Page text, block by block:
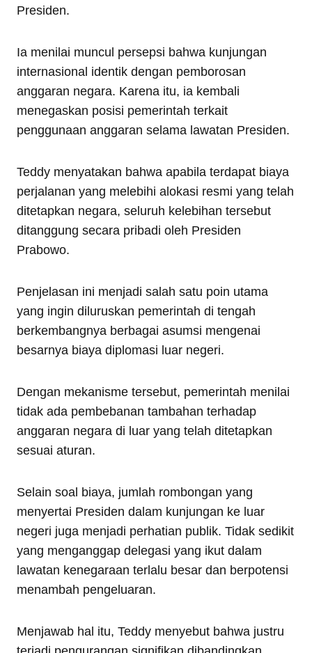
Presiden.
Ia menilai muncul persepsi bahwa kunjungan
internasional identik dengan pemborosan
anggaran negara. Karena itu, ia kembali
menegaskan posisi pemerintah terkait
penggunaan anggaran selama lawatan Presiden.
Teddy menyatakan bahwa apabila terdapat biaya
perjalanan yang melebihi alokasi resmi yang telah
ditetapkan negara, seluruh kelebihan tersebut
ditanggung secara pribadi oleh Presiden
Prabowo.
Penjelasan ini menjadi salah satu poin utama
yang ingin diluruskan pemerintah di tengah
berkembangnya berbagai asumsi mengenai
besarnya biaya diplomasi luar negeri.
Dengan mekanisme tersebut, pemerintah menilai
tidak ada pembebanan tambahan terhadap
anggaran negara di luar yang telah ditetapkan
sesuai aturan.
Selain soal biaya, jumlah rombongan yang
menyertai Presiden dalam kunjungan ke luar
negeri juga menjadi perhatian publik. Tidak sedikit
yang menganggap delegasi yang ikut dalam
lawatan kenegaraan terlalu besar dan berpotensi
menambah pengeluaran.
Menjawab hal itu, Teddy menyebut bahwa justru